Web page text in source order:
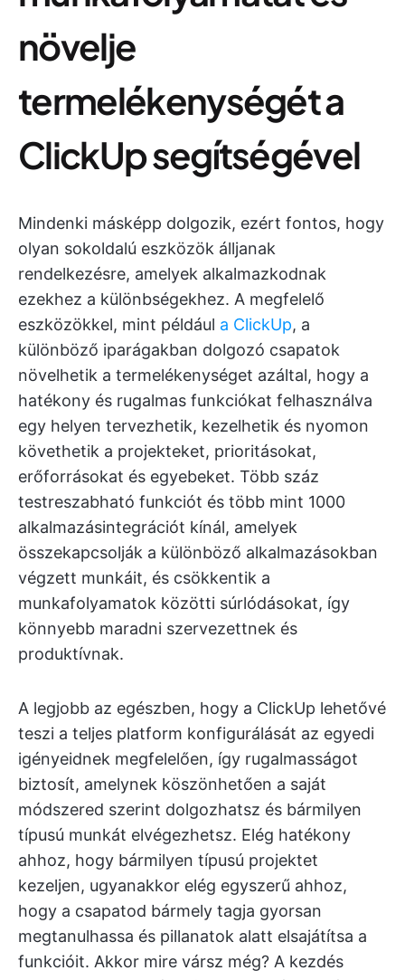
növelje
termelékenységét a
ClickUp segítségével
Mindenki másképp dolgozik, ezért fontos, hogy
olyan sokoldalú eszközök álljanak
rendelkezésre, amelyek alkalmazkodnak
ezekhez a különbségekhez. A megfelelő
eszközökkel, mint például a ClickUp, a
különböző iparágakban dolgozó csapatok
növelhetik a termelékenységet azáltal, hogy a
hatékony és rugalmas funkciókat felhasználva
egy helyen tervezhetik, kezelhetik és nyomon
követhetik a projekteket, prioritásokat,
erőforrásokat és egyebeket. Több száz
testreszabható funkciót és több mint 1000
alkalmazásintegrációt kínál, amelyek
összekapcsolják a különböző alkalmazásokban
végzett munkáit, és csökkentik a
munkafolyamatok közötti súrlódásokat, így
könnyebb maradni szervezettnek és
produktívnak.
A legjobb az egészben, hogy a ClickUp lehetővé
teszi a teljes platform konfigurálását az egyedi
igényeidnek megfelelően, így rugalmasságot
biztosít, amelynek köszönhetően a saját
módszered szerint dolgozhatsz és bármilyen
típusú munkát elvégezhetsz. Elég hatékony
ahhoz, hogy bármilyen típusú projektet
kezeljen, ugyanakkor elég egyszerű ahhoz,
hogy a csapatod bármely tagja gyorsan
megtanulhassa és pillanatok alatt elsajátítsa a
funkcióit. Akkor mire vársz még? A kezdés